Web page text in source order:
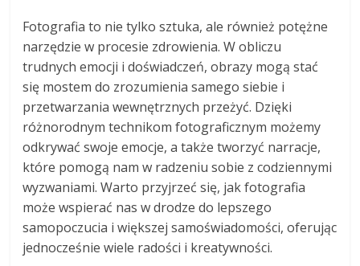
Fotografia to nie tylko sztuka, ale również potężne
narzędzie w procesie zdrowienia. W obliczu
trudnych emocji i doświadczeń, obrazy mogą stać
się mostem do zrozumienia samego siebie i
przetwarzania wewnętrznych przeżyć. Dzięki
różnorodnym technikom fotograficznym możemy
odkrywać swoje emocje, a także tworzyć narracje,
które pomogą nam w radzeniu sobie z codziennymi
wyzwaniami. Warto przyjrzeć się, jak fotografia
może wspierać nas w drodze do lepszego
samopoczucia i większej samoświadomości, oferując
jednocześnie wiele radości i kreatywności.